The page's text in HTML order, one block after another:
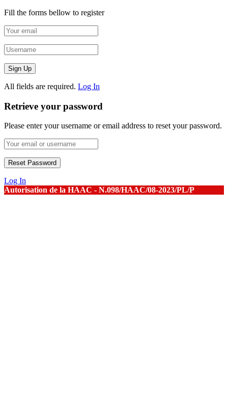
Fill the forms bellow to register
All fields are required. Log In
Retrieve your password
Please enter your username or email address to reset your password.
Log In
Autorisation de la HAAC - N.098/HAAC/08-2023/PL/P